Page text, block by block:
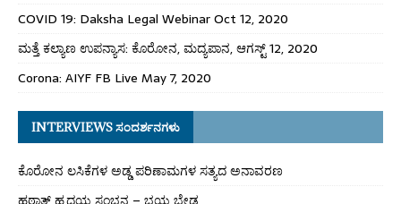
COVID 19: Daksha Legal Webinar Oct 12, 2020
ಮತ್ತೆ ಕಲ್ಯಾಣ ಉಪನ್ಯಾಸ: ಕೊರೋನ, ಮದ್ಯಪಾನ, ಆಗಸ್ಟ್ 12, 2020
Corona: AIYF FB Live May 7, 2020
INTERVIEWS ಸಂದರ್ಶನಗಳು
ಕೊರೋನ ಲಸಿಕೆಗಳ ಅಡ್ಡ ಪರಿಣಾಮಗಳ ಸತ್ಯದ ಅನಾವರಣ